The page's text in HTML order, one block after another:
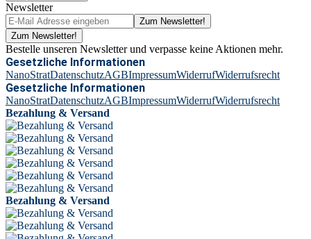
Newsletter
Zum Newsletter!
Zum Newsletter!
Bestelle unseren Newsletter und verpasse keine Aktionen mehr.
Gesetzliche Informationen
NanoStratDatenschutzAGBImpressumWiderrufWiderrufsrecht
Gesetzliche Informationen
NanoStratDatenschutzAGBImpressumWiderrufWiderrufsrecht
Bezahlung & Versand
Bezahlung & Versand